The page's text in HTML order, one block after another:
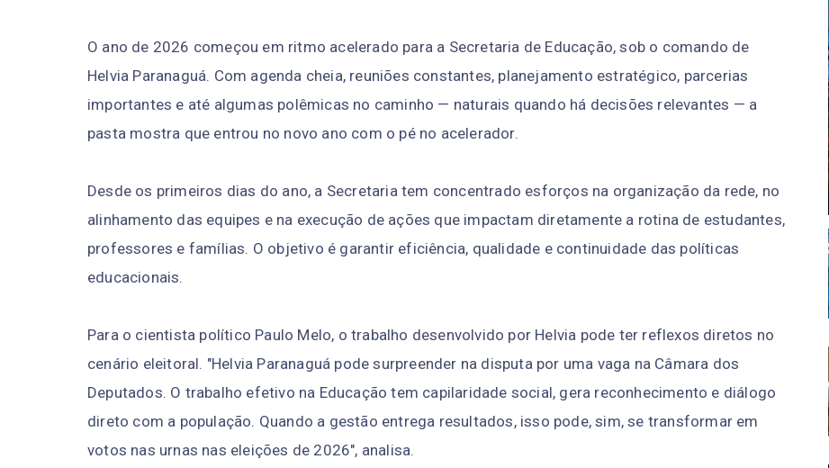
O ano de 2026 começou em ritmo acelerado para a Secretaria de Educação, sob o comando de
Helvia Paranaguá. Com agenda cheia, reuniões constantes, planejamento estratégico, parcerias
importantes e até algumas polêmicas no caminho — naturais quando há decisões relevantes — a
pasta mostra que entrou no novo ano com o pé no acelerador.
Desde os primeiros dias do ano, a Secretaria tem concentrado esforços na organização da rede, no
alinhamento das equipes e na execução de ações que impactam diretamente a rotina de estudantes,
professores e famílias. O objetivo é garantir eficiência, qualidade e continuidade das políticas
educacionais.
Para o cientista político Paulo Melo, o trabalho desenvolvido por Helvia pode ter reflexos diretos no
cenário eleitoral. "Helvia Paranaguá pode surpreender na disputa por uma vaga na Câmara dos
Deputados. O trabalho efetivo na Educação tem capilaridade social, gera reconhecimento e diálogo
direto com a população. Quando a gestão entrega resultados, isso pode, sim, se transformar em
votos nas urnas nas eleições de 2026", analisa.